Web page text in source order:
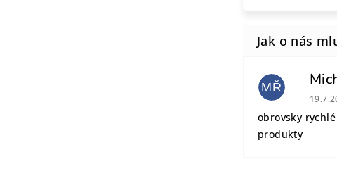
MŘ
obrovsky
produkty